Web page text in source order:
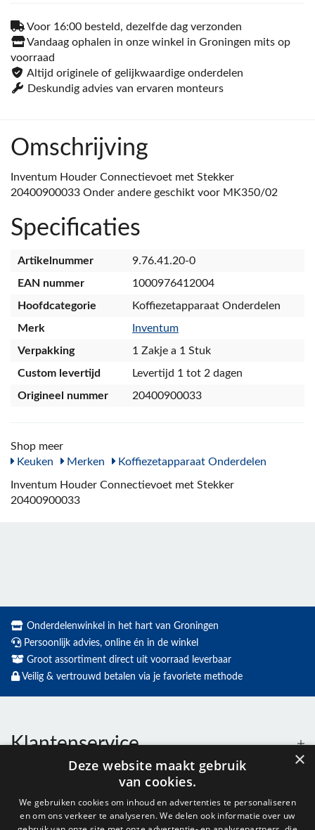
Voor 16:00 besteld, dezelfde dag verzonden
Vandaag ophalen in onze winkel in Groningen mits op
voorraad
Altijd originele of gelijkwaardige onderdelen
Deskundig advies van ervaren monteurs
Omschrijving
Inventum Houder Connectievoet met Stekker
20400900033 Onder andere geschikt voor MK350/02
Specificaties
Artikelnummer
9.76.41.20-0
EAN nummer
1000976412004
Hoofdcategorie
Koffiezetapparaat Onderdelen
Merk
Inventum
Verpakking
1 Zakje a 1 Stuk
Custom levertijd
Levertijd 1 tot 2 dagen
Origineel nummer
20400900033
Shop meer
Keuken
Merken Koffiezetapparaat Onderdelen
Inventum Houder Connectievoet met Stekker
20400900033
Onderdelenwinkel in het hart van Groningen
Persoonlijk advies, online én in de winkel
Groot assortiment direct uit voorraad leverbaar
Veilig & vertrouwd betalen via je favoriete methode
Klantenservice
×
Deze website maakt gebruik
van cookies.
We gebruiken cookies om inhoud en advertenties te personaliseren
en om ons verkeer te analyseren. We delen ook informatie over uw